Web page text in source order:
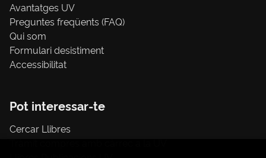
Avantatges UV
Preguntes freqüents (FAQ)
Qui som
Formulari desistiment
Accessibilitat
Pot interessar-te
Cercar Llibres